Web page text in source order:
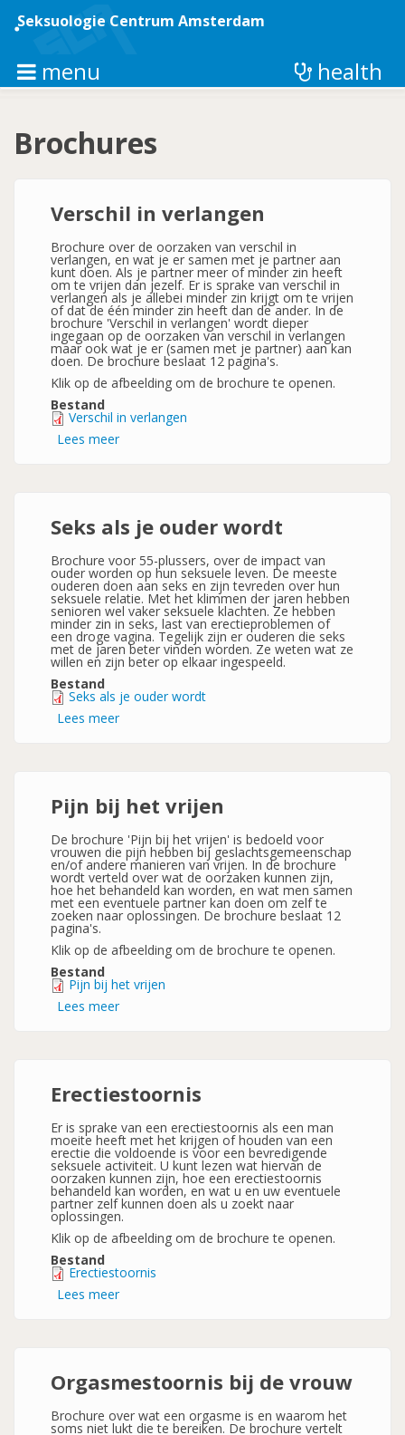
naar
gaan
Seksuologie Centrum Amsterdam
menu health
Brochures
Verschil in verlangen
Brochure over de oorzaken van verschil in
verlangen, en wat je er samen met je partner aan
kunt doen. Als je partner meer of minder zin heeft
om te vrijen dan jezelf. Er is sprake van verschil in
verlangen als je allebei minder zin krijgt om te vrijen
of dat de één minder zin heeft dan de ander. In de
brochure 'Verschil in verlangen' wordt dieper
ingegaan op de oorzaken van verschil in verlangen
maar ook wat je er (samen met je partner) aan kan
doen. De brochure beslaat 12 pagina's.
Klik op de afbeelding om de brochure te openen.
Bestand
Verschil in verlangen
Lees meerover
Seks als je ouder wordt
Brochure voor 55-plussers, over de impact van
ouder worden op hun seksuele leven. De meeste
ouderen doen aan seks en zijn tevreden over hun
seksuele relatie. Met het klimmen der jaren hebben
senioren wel vaker seksuele klachten. Ze hebben
minder zin in seks, last van erectieproblemen of
een droge vagina. Tegelijk zijn er ouderen die seks
met de jaren beter vinden worden. Ze weten wat ze
willen en zijn beter op elkaar ingespeeld.
Bestand
Seks als je ouder wordt
Lees meerover
Pijn bij het vrijen
De brochure 'Pijn bij het vrijen' is bedoeld voor
vrouwen die pijn hebben bij geslachtsgemeenschap
en/of andere manieren van vrijen. In de brochure
wordt verteld over wat de oorzaken kunnen zijn,
hoe het behandeld kan worden, en wat men samen
met een eventuele partner kan doen om zelf te
zoeken naar oplossingen. De brochure beslaat 12
pagina's.
Klik op de afbeelding om de brochure te openen.
Bestand
Pijn bij het vrijen
Lees meerover
Erectiestoornis
Er is sprake van een erectiestoornis als een man
moeite heeft met het krijgen of houden van een
erectie die voldoende is voor een bevredigende
seksuele activiteit. U kunt lezen wat hiervan de
oorzaken kunnen zijn, hoe een erectiestoornis
behandeld kan worden, en wat u en uw eventuele
partner zelf kunnen doen als u zoekt naar
oplossingen.
Klik op de afbeelding om de brochure te openen.
Bestand
Erectiestoornis
Lees meerover
Orgasmestoornis bij de vrouw
Brochure over wat een orgasme is en waarom het
soms niet lukt die te bereiken. De brochure vertelt